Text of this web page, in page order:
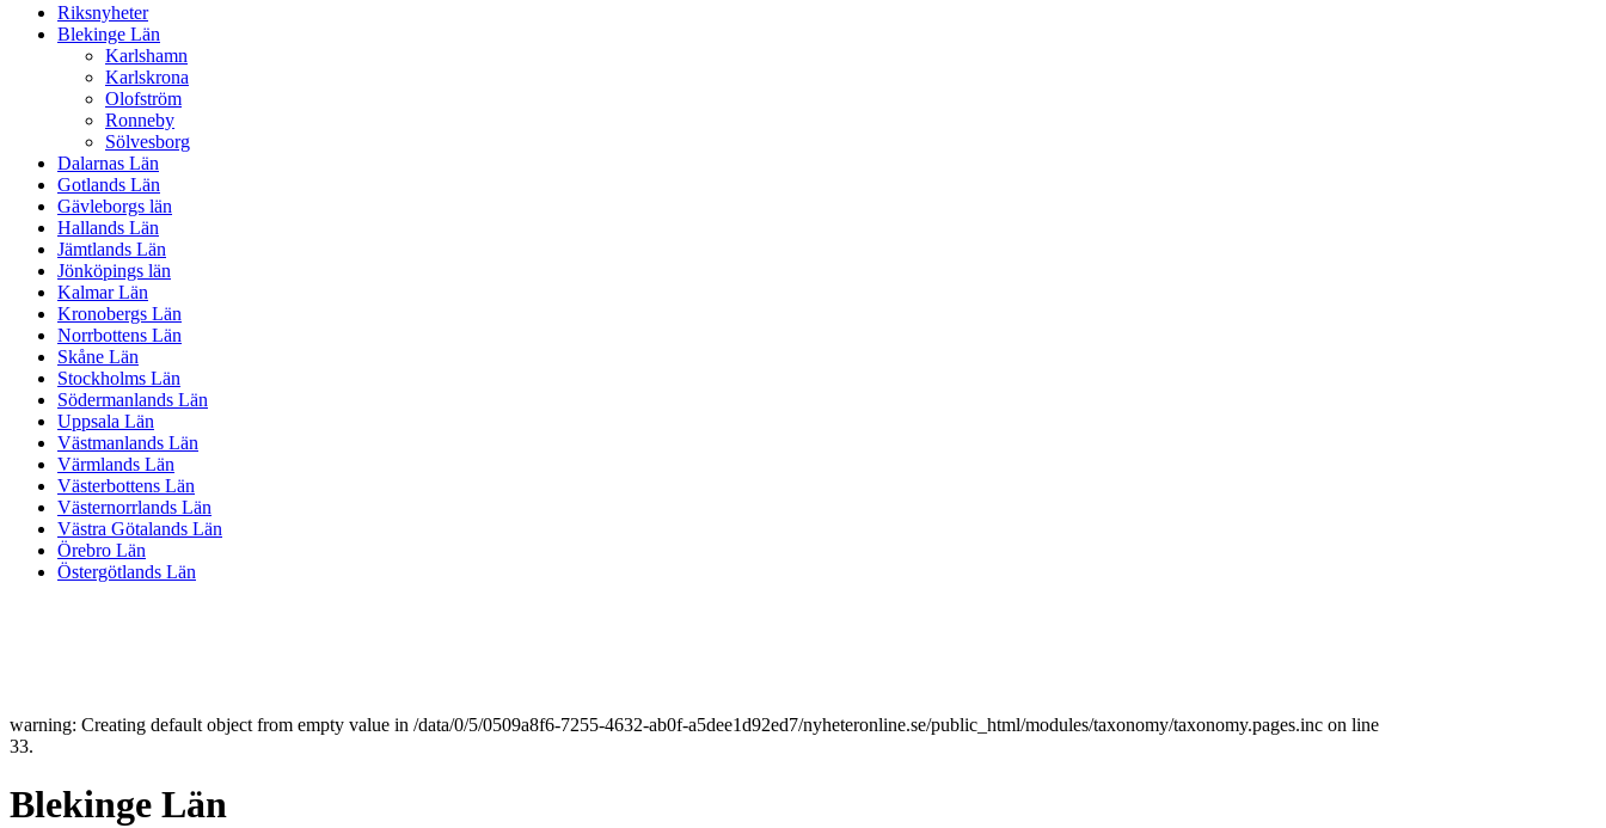
Riksnyheter
Blekinge Län
Karlshamn
Karlskrona
Olofström
Ronneby
Sölvesborg
Dalarnas Län
Gotlands Län
Gävleborgs län
Hallands Län
Jämtlands Län
Jönköpings län
Kalmar Län
Kronobergs Län
Norrbottens Län
Skåne Län
Stockholms Län
Södermanlands Län
Uppsala Län
Västmanlands Län
Värmlands Län
Västerbottens Län
Västernorrlands Län
Västra Götalands Län
Örebro Län
Östergötlands Län
warning: Creating default object from empty value in /data/0/5/0509a8f6-7255-4632-ab0f-a5dee1d92ed7/nyheteronline.se/public_html/modules/taxonomy/taxonomy.pages.inc on line
33.
Blekinge Län